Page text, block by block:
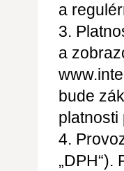
a
3.
a
bude
platnosti
4.